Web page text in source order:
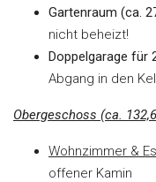
Gartenraum (ca.
nicht beheizt!
Doppelgarage für
Abgang in den
Obergeschoss (ca.
Wohnzimmer &
offener Kamin